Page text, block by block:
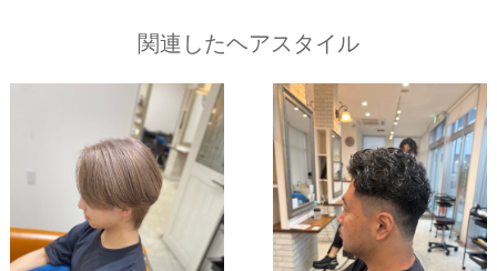
関連したヘアスタイル